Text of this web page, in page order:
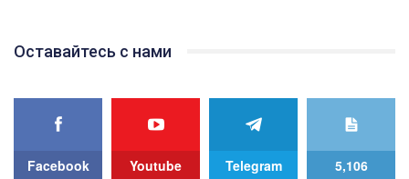
best video, representing programme for the development of
We appeal to your support and ask to help us implement our plan
All you have to do is to press "Like" below the video.
Оставайтесь с нами
Facebook Youtube Telegram 5,106